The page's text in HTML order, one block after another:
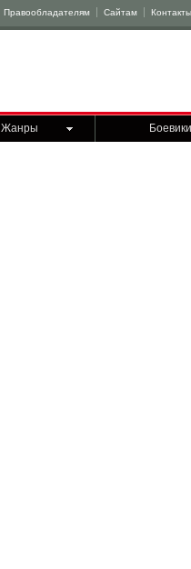
Правообладателям Сайтам Контакты
Жанры Боевики